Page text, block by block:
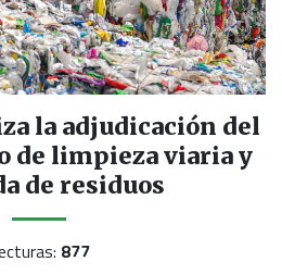
la adjudicación del
de limpieza viaria y
de residuos
877